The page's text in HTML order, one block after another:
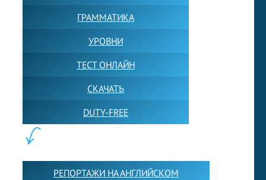
ГРАММАТИКА
УРОВНИ
ТЕСТ ОНЛАЙН
СКАЧАТЬ
DUTY-FREE
РЕПОРТАЖИ НА АНГЛИЙСКОМ